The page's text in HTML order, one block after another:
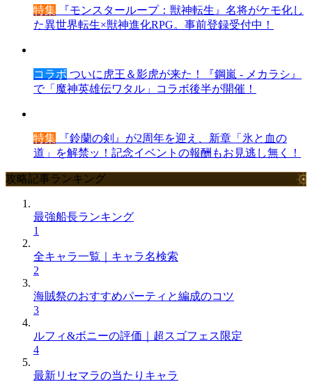
特集 『モンスターループ：獣神転生』名将がケモ化し
た異世界転生×獣神進化RPG。事前登録受付中！
コラボ ついに虎王＆影虎が来た！『鋼嵐 - メカラシ』
で「魔神英雄伝ワタル」コラボ後半が開催！
特集 『鈴蘭の剣』が2周年を迎え、新章「氷と血の
道」を解禁ッ！記念イベントの報酬もお見逃し無く！
攻略記事ランキング
最強船長ランキング
1
全キャラ一覧｜キャラ名検索
2
海賊祭のおすすめパーティと編成のコツ
3
ルフィ&ボニーの評価｜超スゴフェス限定
4
最新リセマラの当たりキャラ